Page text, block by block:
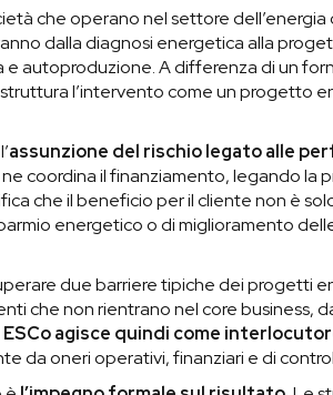
che operano nel settore dell’energia
dalla diagnosi energetica alla
autoproduzione. A differenza di un
l’intervento come un progetto
l’assunzione del rischio legato alle
coordina il finanziamento, legando la
che il beneficio per il cliente non è
energetico o di miglioramento
due barriere tipiche dei progetti
che non rientrano nel core business,
ESCo agisce quindi come
da oneri operativi, finanziari e di